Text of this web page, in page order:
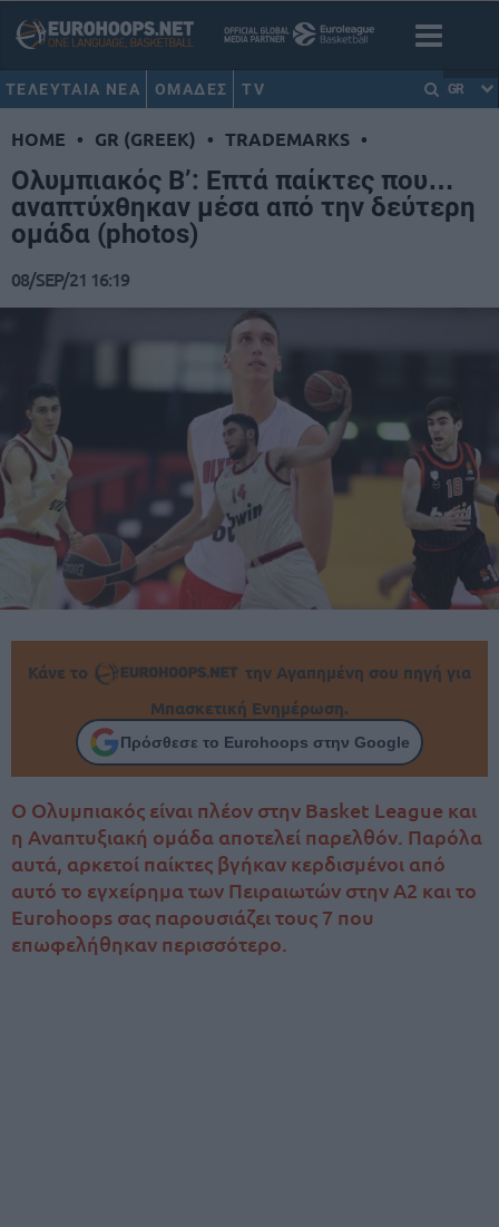
ΤΕΛΕΥΤΑΙΑ ΝΕΑ ΟΜΑΔΕΣ TV GR
HOME • GR (GREEK) • TRADEMARKS •
Ολυμπιακός Β’: Επτά παίκτες που…
αναπτύχθηκαν μέσα από την δεύτερη
ομάδα (photos)
08/SEP/21 16:19
Κάνε το
την Αγαπημένη σου πηγή για
Μπασκετική Ενημέρωση.
Πρόσθεσε το Eurohoops στην Google
Ο Ολυμπιακός είναι πλέον στην Basket League και
η Αναπτυξιακή ομάδα αποτελεί παρελθόν. Παρόλα
αυτά, αρκετοί παίκτες βγήκαν κερδισμένοι από
αυτό το εγχείρημα των Πειραιωτών στην Α2 και το
Eurohoops σας παρουσιάζει τους 7 που
επωφελήθηκαν περισσότερο.